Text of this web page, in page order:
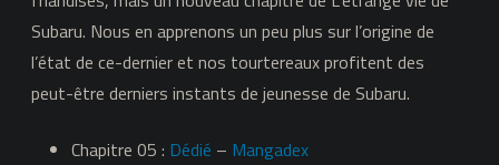
Subaru. Nous en apprenons un peu plus sur l’origine de
l’état de ce-dernier et nos tourtereaux profitent des
peut-être derniers instants de jeunesse de Subaru.
Chapitre 05 : Dédié – Mangadex